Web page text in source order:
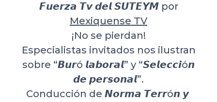
TRANSPARENCIA
𝙁𝙪𝙚𝙧𝙯𝙖 𝙏𝙫 𝙙𝙚𝙡 𝙎𝙐𝙏𝙀𝙔𝙈 por
Mexiquense TV
¡No se pierdan!
Especialistas invitados nos ilustran
sobre “𝘽𝙪𝙧ó 𝙡𝙖𝙗𝙤𝙧𝙖𝙡” y “𝙎𝙚𝙡𝙚𝙘𝙘𝙞ó𝙣
𝙙𝙚 𝙥𝙚𝙧𝙨𝙤𝙣𝙖𝙡”.
Conducción de 𝙉𝙤𝙧𝙢𝙖 𝙏𝙚𝙧𝙧ó𝙣 𝙮 ​​